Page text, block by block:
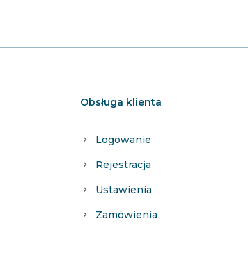
Obsługa klienta
Logowanie
Rejestracja
Ustawienia
Zamówienia